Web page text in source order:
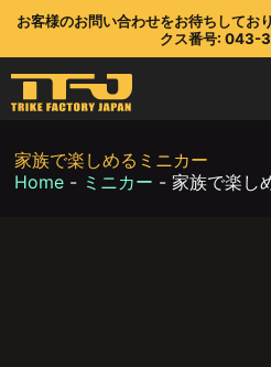
お客様のお問い合わせをお待ちして
クス番号: 043-
家族で楽しめるミニカー
Home- ミニカー - 家族で楽し